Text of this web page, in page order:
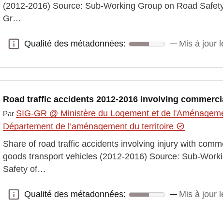
(2012-2016) Source: Sub-Working Group on Road
Gr…
Qualité des métadonnées:
Qualité des métadonnées: Mis à jour
Road traffic accidents 2012-2016 involving
Par SIG-GR @ Ministère du Logement et de
Département de l’aménagement du territoire
Share of road traffic accidents involving injury with
goods transport vehicles (2012-2016) Source: Sub-
Safety of…
Qualité des métadonnées:
Qualité des métadonnées: Mis à jour